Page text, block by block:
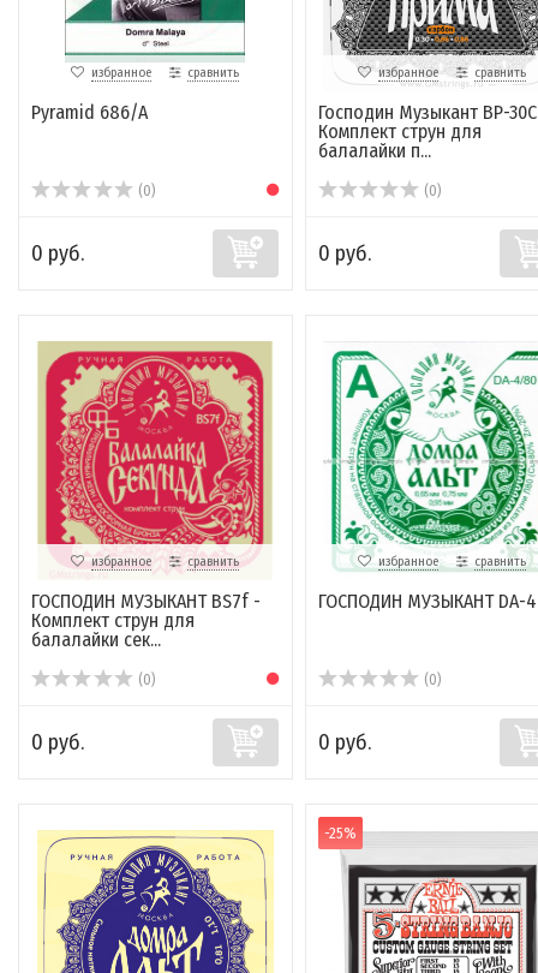
избранное сравнить
Pyramid 686/A
(0)
0 руб.
избранное сравнить
Господин Музыкант BP-
Комплект струн для
балалайки п...
(0)
0 руб.
избранное сравнить
ГОСПОДИН МУЗЫКАНТ BS7f -
Комплект струн для
балалайки сек...
(0)
0 руб.
избранное сравнить
ГОСПОДИН МУЗЫКАНТ DA-
(0)
0 руб.
-25%